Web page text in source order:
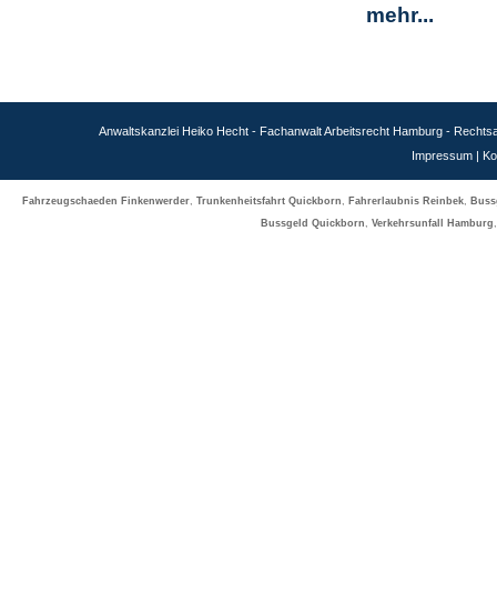
mehr...
Anwaltskanzlei Heiko Hecht - Fachanwalt Arbeitsrecht Hamburg -
Impressum|
Fahrzeugschaeden Finkenwerder, Trunkenheitsfahrt Quickborn, Fahrerlaubnis Reinbek,
Bussgeld Quickborn, Verkehrsunfall Hamburg